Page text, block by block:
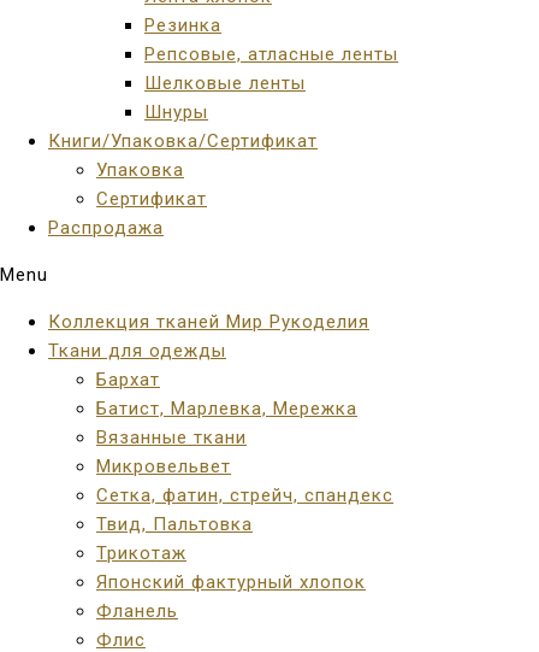
Резинка
Репсовые, атласные ленты
Шелковые ленты
Шнуры
Книги/Упаковка/Сертификат
Упаковка
Сертификат
Распродажа
Menu
Коллекция тканей Мир Рукоделия
Ткани для одежды
Бархат
Батист, Марлевка, Мережка
Вязанные ткани
Микровельвет
Сетка, фатин, стрейч, спандекс
Твид, Пальтовка
Трикотаж
Японский фактурный хлопок
Фланель
Флис